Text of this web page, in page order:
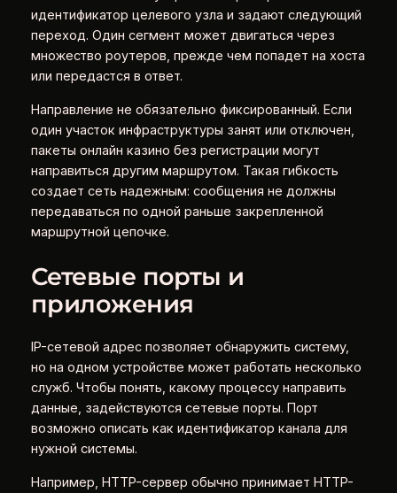
идентификатор целевого узла и задают следующий
переход. Один сегмент может двигаться через
множество роутеров, прежде чем попадет на хоста
или передастся в ответ.
Направление не обязательно фиксированный. Если
один участок инфраструктуры занят или отключен,
пакеты онлайн казино без регистрации могут
направиться другим маршрутом. Такая гибкость
создает сеть надежным: сообщения не должны
передаваться по одной раньше закрепленной
маршрутной цепочке.
Сетевые порты и
приложения
IP-сетевой адрес позволяет обнаружить систему,
но на одном устройстве может работать несколько
служб. Чтобы понять, какому процессу направить
данные, задействуются сетевые порты. Порт
возможно описать как идентификатор канала для
нужной системы.
Например, HTTP-сервер обычно принимает HTTP-